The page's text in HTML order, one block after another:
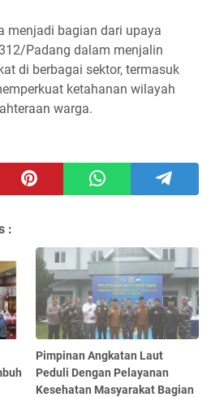
menjadi bagian dari upaya
Padang dalam menjalin
di berbagai sektor, termasuk
ketahanan wilayah
warga.
:
Pimpinan Angkatan Laut
Peduli Dengan Pelayanan
Kesehatan Masyarakat Bagian